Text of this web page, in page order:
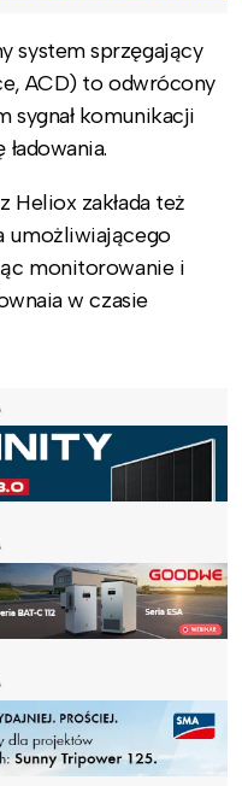
system sprzęgający
ACD) to odwrócony
komunikacji
Heliox zakłada też
umożliwiającego
monitorowanie i
w czasie